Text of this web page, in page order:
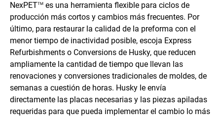
NexPETTM es una herramienta flexible para ciclos de
producción más cortos y cambios más frecuentes. Por
último, para restaurar la calidad de la preforma con el
menor tiempo de inactividad posible, escoja Express
Refurbishments o Conversions de Husky, que reducen
ampliamente la cantidad de tiempo que llevan las
renovaciones y conversiones tradicionales de moldes, de
semanas a cuestión de horas. Husky le envía
directamente las placas necesarias y las piezas apiladas
requeridas para que pueda implementar el cambio lo más